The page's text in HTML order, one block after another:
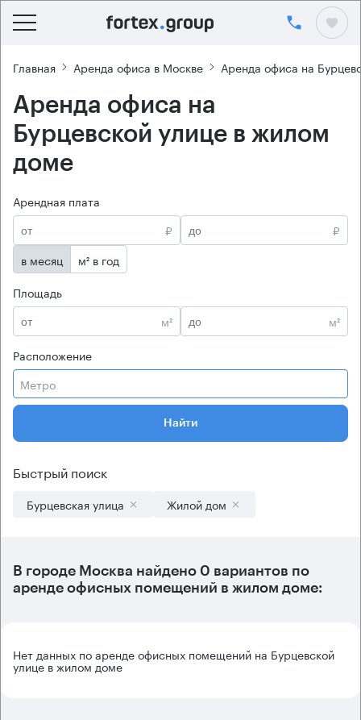
Главная Аренда офиса в Москве Аренда офиса на
Аренда офиса на
Бурцевской улице в жилом
доме
Арендная плата
₽
₽
в месяц
м² в год
Площадь
м²
м²
Расположение
Метро
Найти
Быстрый поиск
Бурцевская улица Жилой дом
В городе Москва найдено 0 вариантов по
аренде офисных помещений в жилом доме:
Нет данных по аренде офисных помещений на Бурцевской
улице в жилом доме